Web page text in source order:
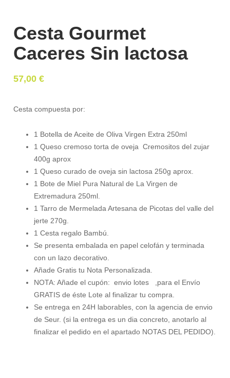
Cesta Gourmet
Caceres Sin lactosa
57,00€
Cesta compuesta por:
1 Botella de Aceite de Oliva Virgen Extra 250ml
1 Queso cremoso torta de oveja Cremositos del zujar
400g aprox
1 Queso curado de oveja sin lactosa 250g aprox.
1 Bote de Miel Pura Natural de La Virgen de
Extremadura 250ml.
1 Tarro de Mermelada Artesana de Picotas del valle del
jerte 270g.
1 Cesta regalo Bambú.
Se presenta embalada en papel celofán y terminada
con un lazo decorativo.
Añade Gratis tu Nota Personalizada.
NOTA: Añade el cupón: envio lotes ,para el Envío
GRATIS de éste Lote al finalizar tu compra.
Se entrega en 24H laborables, con la agencia de envio
de Seur. (si la entrega es un dia concreto, anotarlo al
finalizar el pedido en el apartado NOTAS DEL PEDIDO).